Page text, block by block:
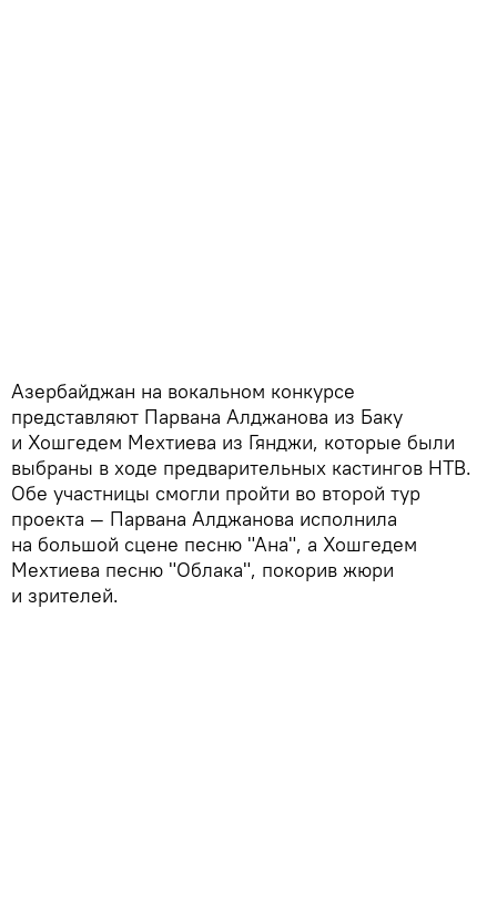
Азербайджан на вокальном конкурсе
представляют Парвана Алджанова из Баку
и Хошгедем Мехтиева из Гянджи, которые были
выбраны в ходе предварительных кастингов НТВ.
Обе участницы смогли пройти во второй тур
проекта — Парвана Алджанова исполнила
на большой сцене песню "Ана", а Хошгедем
Мехтиева песню "Облака", покорив жюри
и зрителей.